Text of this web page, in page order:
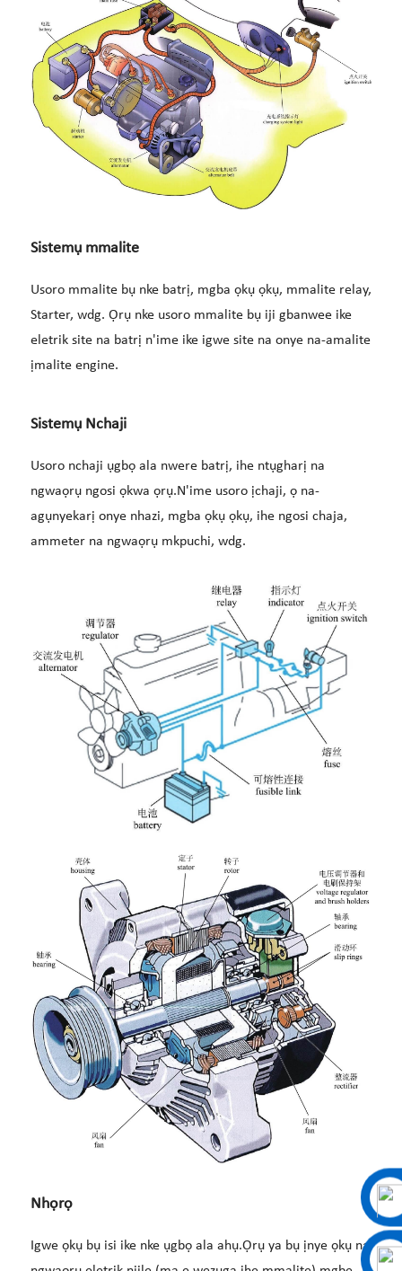
Sistemụ mmalite
Usoro mmalite bụ nke batrị, mgba ọkụ ọkụ, mmalite relay,
Starter, wdg. Ọrụ nke usoro mmalite bụ iji gbanwee ike
eletrik site na batrị n'ime ike igwe site na onye na-amalite
ịmalite engine.
Sistemụ Nchaji
Usoro nchaji ụgbọ ala nwere batrị, ihe ntụgharị na
ngwaọrụ ngosi ọkwa ọrụ.N'ime usoro ịchaji, ọ na-
agụnyekarị onye nhazi, mgba ọkụ ọkụ, ihe ngosi chaja,
ammeter na ngwaọrụ mkpuchi, wdg.
Nhọrọ
Igwe ọkụ bụ isi ike nke ụgbọ ala ahụ.Ọrụ ya bụ ịnye ọkụ na